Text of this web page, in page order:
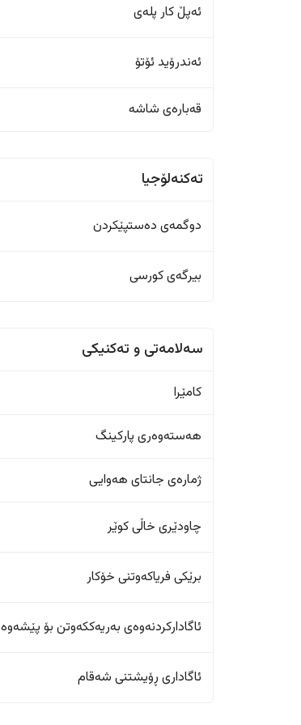
ئەپڵ کار پلەی
ئەندرۆید ئۆتۆ
قەبارەی شاشە
تەکنەلۆجیا
دوگمەی دەستپێکردن
بیرگەی کورسی
سەلامەتی و تەکنیکی
کامێرا
هەستەوەری پارکینگ
ژمارەی جانتای هەوایی
چاودێری خاڵی کوێر
برێکی فریاکەوتنی خۆکار
ئاگادارکردنەوەی بەریەککەوتن بۆ پێشەوە
ئاگاداری ڕۆیشتنی شەقام